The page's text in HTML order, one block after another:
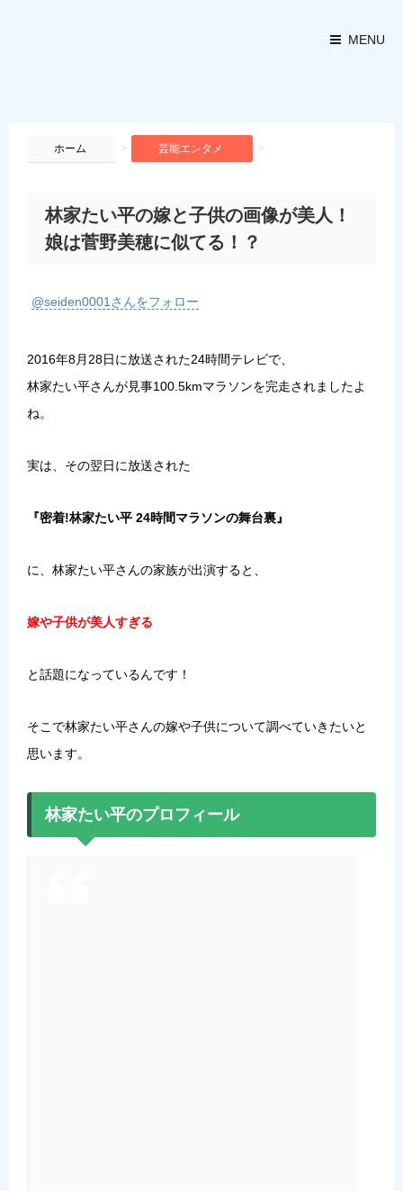
MENU
ホーム > 芸能エンタメ >
林家たい平の嫁と子供の画像が美人！
娘は菅野美穂に似てる！？
@seiden0001さんをフォロー
2016年8月28日に放送された24時間テレビで、
林家たい平さんが見事100.5kmマラソンを完走されましたよ
ね。
実は、その翌日に放送された
『密着!林家たい平 24時間マラソンの舞台裏』
に、林家たい平さんの家族が出演すると、
嫁や子供が美人すぎる
と話題になっているんです！
そこで林家たい平さんの嫁や子供について調べていきたいと
思います。
林家たい平のプロフィール